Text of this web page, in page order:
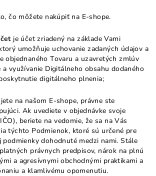
čo môžete nakúpiť na E-shope.
je účet zriadený na základe Vami
umožňuje uchovanie zadaných údajov a
objednaného Tovaru a uzavretých zmlúv
využívanie Digitálneho obsahu dodaného
digitálneho plnenia;
na našom E-shope, právne ste
Ak uvediete v objednávke svoje
beriete na vedomie, že sa na Vás
týchto Podmienok, ktoré sú určené pre
podmienky dohodnuté medzi nami. Stále
právnych predpisov, nárok na plnú
a agresívnymi obchodnými praktikami a
a klamlivému opomenutiu.